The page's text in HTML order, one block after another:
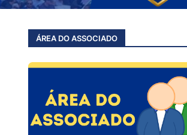
ÁREA DO ASSOCIADO